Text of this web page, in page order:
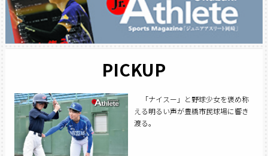
PICKUP
「ナイスー」と野球少女を褒め称
える明るい声が豊橋市民球場に響き
渡る。